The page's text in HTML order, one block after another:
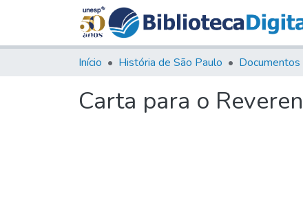
Início História de São Paulo
Carta para o